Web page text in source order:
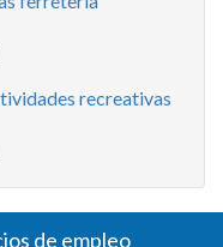
recreativas
de empleo